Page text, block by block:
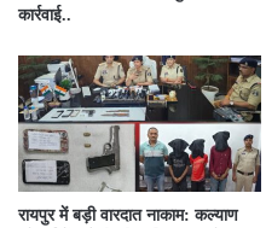
कार्रवाई..
रायपुर में बड़ी वारदात नाकाम: कल्याण